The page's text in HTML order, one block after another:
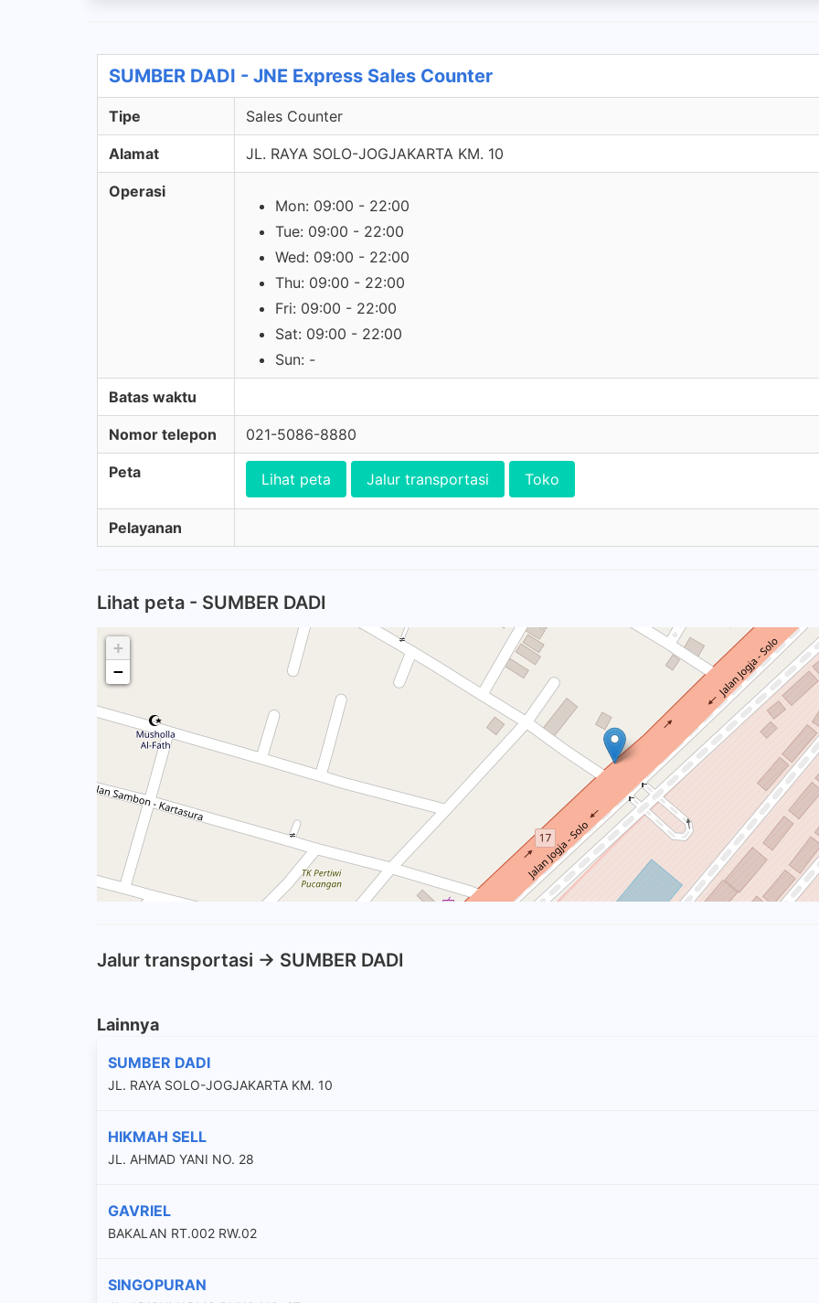
SUMBER DADI - JNE Express Sales Counter
Tipe Sales Counter
Alamat JL. RAYA SOLO-JOGJAKARTA KM. 10
Operasi
Mon: 09:00 - 22:00
Tue: 09:00 - 22:00
Wed: 09:00 - 22:00
Thu: 09:00 - 22:00
Fri: 09:00 - 22:00
Sat: 09:00 - 22:00
Sun: -
Batas waktu
Nomor telepon 021-5086-8880
Peta Lihat peta Jalur transportasi Toko
Pelayanan
Lihat peta - SUMBER DADI
+
−
Jalur transportasi -> SUMBER DADI
Lainnya
SUMBER DADI
JL. RAYA SOLO-JOGJAKARTA KM. 10
HIKMAH SELL
JL. AHMAD YANI NO. 28
GAVRIEL
BAKALAN RT.002 RW.02
SINGOPURAN